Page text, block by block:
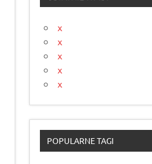
x
x
x
x
x
POPULARNE TAGI